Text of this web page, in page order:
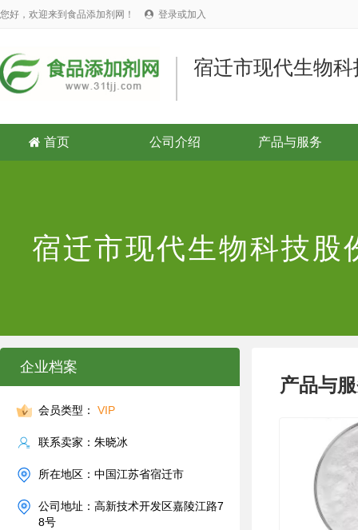
您好，欢迎来到食品添加剂网！  登录或加入
宿迁市现代生物
 首页 公司介绍 产品与服务
宿迁市现代生物科技股
企业档案
会员类型： VIP
联系卖家：朱晓冰
所在地区：中国江苏省宿迁市
公司地址：高新技术开发区嘉陵江路7
8号
产品与